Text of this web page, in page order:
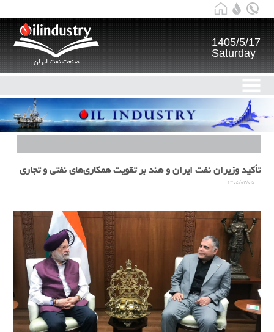
صنعت نفت ایران
1405/5/17
Saturday
تأکید وزیران نفت ایران و هند بر تقویت همکاری‌های نفتی و تجاری
۱۴۰۵/۰۴/۰۵